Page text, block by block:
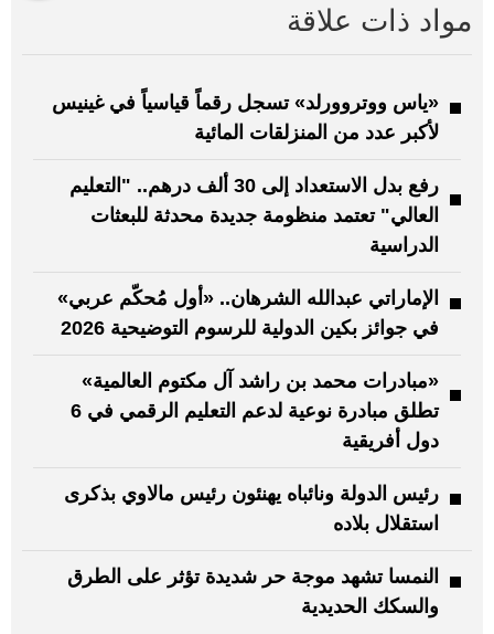
مواد ذات علاقة
«ياس ووتروورلد» تسجل رقماً قياسياً في غينيس
لأكبر عدد من المنزلقات المائية
رفع بدل الاستعداد إلى 30 ألف درهم.. "التعليم
العالي" تعتمد منظومة جديدة محدثة للبعثات
الدراسية
الإماراتي عبدالله الشرهان.. «أول مُحكّم عربي»
في جوائز بكين الدولية للرسوم التوضيحية 2026
«مبادرات محمد بن راشد آل مكتوم العالمية»
تطلق مبادرة نوعية لدعم التعليم الرقمي في 6
دول أفريقية
رئيس الدولة ونائباه يهنئون رئيس مالاوي بذكرى
استقلال بلاده
النمسا تشهد موجة حر شديدة تؤثر على الطرق
والسكك الحديدية